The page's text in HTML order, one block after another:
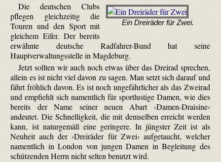
Ein Dreiräder für Zwei.
Die deutschen Clubs
pflegen gleichzeitig die
Touren und den Sport mit
gleichem Eifer. Der bereits
erwähnte deutsche Radfahrer-Bund hat seine
Hauptverwaltungsstelle in Magdeburg.
Jetzt sollten wir auch noch etwas über das Dreirad sprechen,
allein es ist nicht viel davon zu sagen. Man setzt sich darauf und
fährt fröhlich davon. Es ist noch ungefährlicher als das Zweirad
und empfiehlt sich namentlich für sport­lustige Damen, wie dies
bereits der Name seiner neuen Abart ›Damen-Draisine‹
andeutet. Die Schnelligkeit, die mit demselben erreicht werden
kann, ist naturgemäß eine geringere. In jüngster Zeit ist als
Neuheit auch der ›Dreiräder für Zwei‹ aufgetaucht, welcher
namentlich in London von jungen Damen in Begleitung des
schützenden Herrn nicht selten benutzt wird.